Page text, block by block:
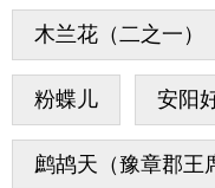
木兰花（二之一）
粉蝶儿 安阳
鹧鸪天（豫章郡王